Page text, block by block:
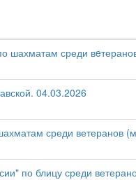
шахматам среди
04.03.2026
среди ветеранов
по блицу среди